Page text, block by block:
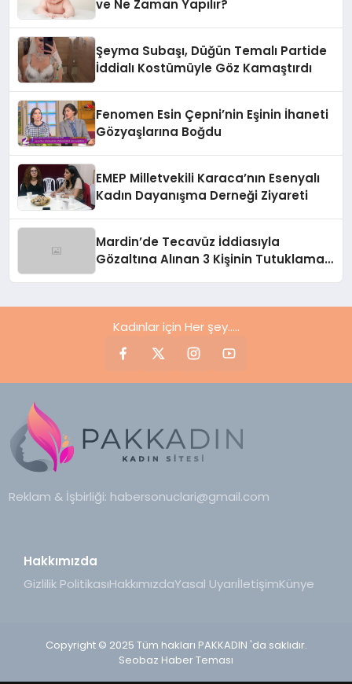
ve Ne Zaman Yapılır?
Şeyma Subaşı, Düğün Temalı Partide
İddialı Kostümüyle Göz Kamaştırdı
Fenomen Esin Çepni’nin Eşinin İhaneti
Gözyaşlarına Boğdu
EMEP Milletvekili Karaca’nın Esenyalı
Kadın Dayanışma Derneği Ziyareti
Mardin’de Tecavüz İddiasıyla
Gözaltına Alınan 3 Kişinin Tutuklama
Kadınlar için Her şey.....
Reklam & İşbirliği: habersonuclari@gmail.com
Hakkımızda
Gizlilik PolitikasıHakkımızdaYasal UyarıİletişimKünye
Copyright © 2025 Tüm hakları PAKKADIN 'da saklıdır.
Seobaz Haber Teması